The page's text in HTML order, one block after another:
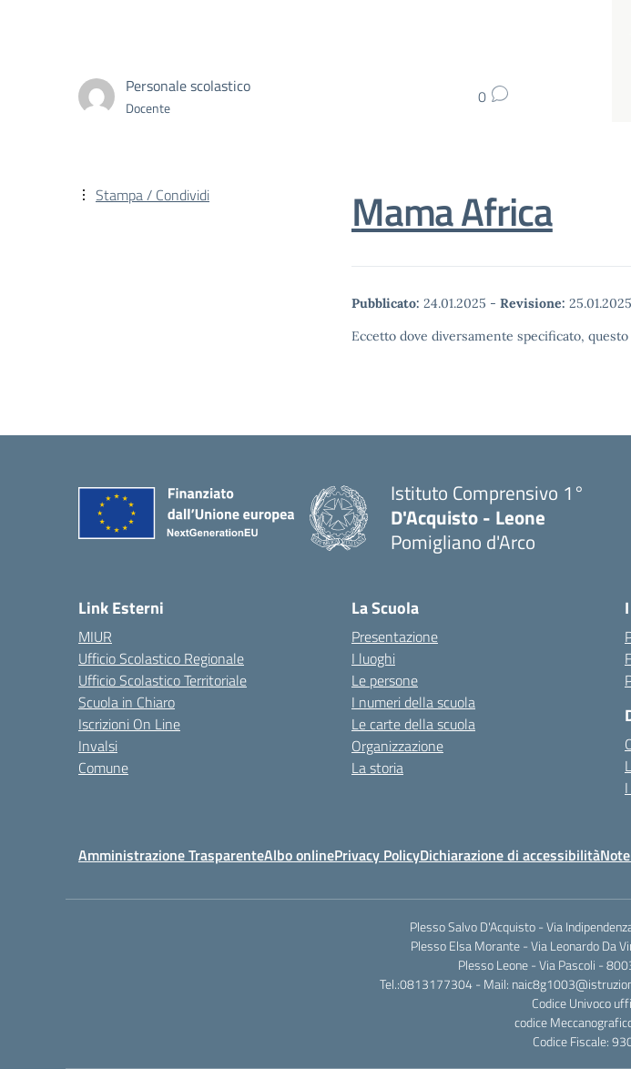
Personale scolastico
Docente 0
Mama Africa
Pubblicato: 24.01.2025 - Revisione: 25.01.2025
Eccetto dove diversamente specificato,
Stampa / Condividi
Istituto Comprensivo 1°
D'Acquisto - Leone
Pomigliano d'Arco
Link Esterni
MIUR
Ufficio Scolastico Regionale
Ufficio Scolastico Territoriale
Scuola in Chiaro
Iscrizioni On Line
Invalsi
Comune
La Scuola
Presentazione
I luoghi
Le persone
I numeri della scuola
Le carte della scuola
Organizzazione
La storia
Amministrazione TrasparenteAlbo onlinePrivacy PolicyDichiarazione di accessibilità
Plesso Salvo D'Acquisto - Via
Plesso Elsa Morante - Via Leonardo Da
Plesso Leone - Via Pascoli -
Tel.:0813177304 - Mail:
Codice Univoco
codice
Codice Fiscale: